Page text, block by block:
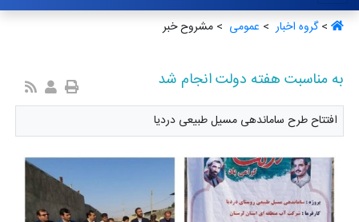
>گروه اخبار ‏ > عمومی ‏ > مشروح خبر
به مناسبت هفته دولت انجام شد
افتتاح طرح ساماندهی مسیل طبیعی دردیا